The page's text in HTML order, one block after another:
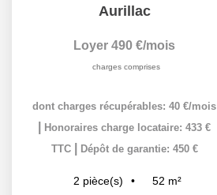
Aurillac
Loyer 490 €/mois
charges comprises
dont charges récupérables: 40 €/mois
Honoraires charge locataire: 433 €
TTC
Dépôt de garantie: 450 €
2 pièce(s) 52 m²